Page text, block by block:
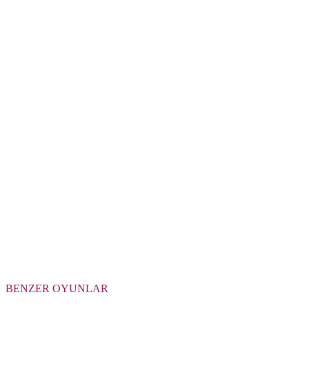
BENZER OYUNLAR